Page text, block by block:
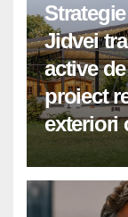
Jidvei
active
proiect
exteriori